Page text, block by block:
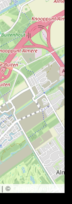
| © OpenStreetMap